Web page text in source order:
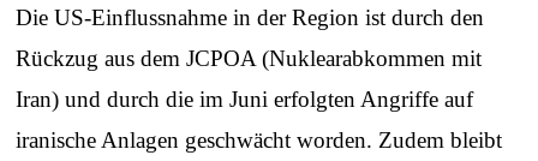
Die US-Einflussnahme in der Region ist durch den
Rückzug aus dem JCPOA (Nuklearabkommen mit
Iran) und durch die im Juni erfolgten Angriffe auf
iranische Anlagen geschwächt worden. Zudem bleibt